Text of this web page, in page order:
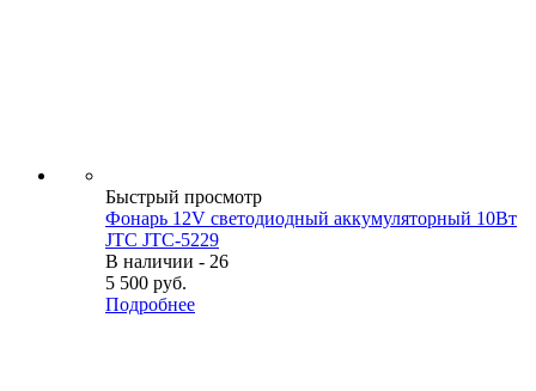
Быстрый просмотр
Фонарь 12V светодиодный аккумуляторный 10Вт
JTC JTC-5229
В наличии - 26
5 500 руб.
Подробнее